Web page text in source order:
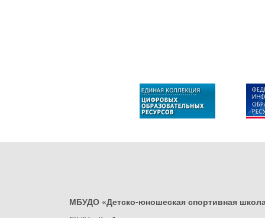
МБУДО «Детско-юношеская спортивная